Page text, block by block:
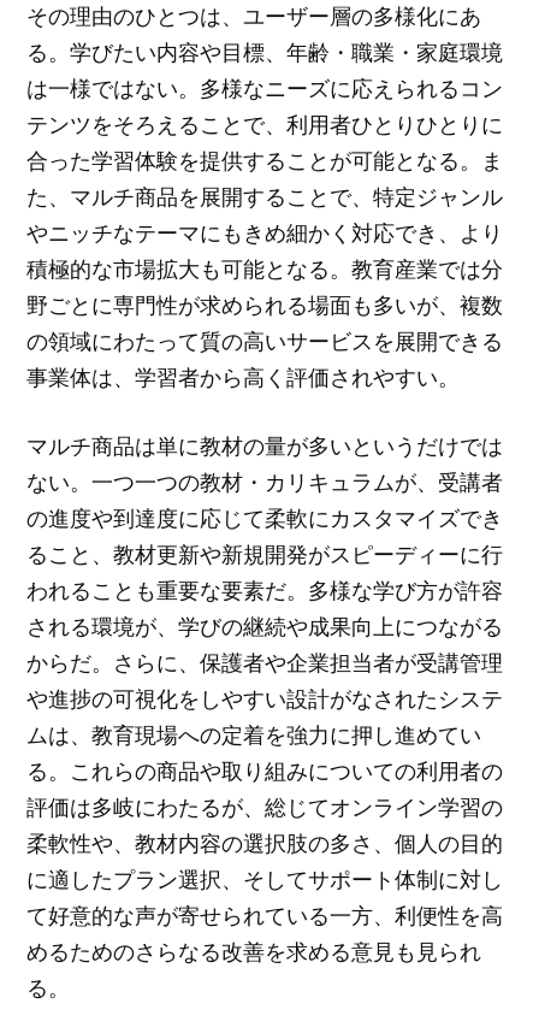
その理由のひとつは、ユーザー層の多様化にあ
る。学びたい内容や目標、年齢・職業・家庭環境
は一様ではない。多様なニーズに応えられるコン
テンツをそろえることで、利用者ひとりひとりに
合った学習体験を提供することが可能となる。ま
た、マルチ商品を展開することで、特定ジャンル
やニッチなテーマにもきめ細かく対応でき、より
積極的な市場拡大も可能となる。教育産業では分
野ごとに専門性が求められる場面も多いが、複数
の領域にわたって質の高いサービスを展開できる
事業体は、学習者から高く評価されやすい。
マルチ商品は単に教材の量が多いというだけでは
ない。一つ一つの教材・カリキュラムが、受講者
の進度や到達度に応じて柔軟にカスタマイズでき
ること、教材更新や新規開発がスピーディーに行
われることも重要な要素だ。多様な学び方が許容
される環境が、学びの継続や成果向上につながる
からだ。さらに、保護者や企業担当者が受講管理
や進捗の可視化をしやすい設計がなされたシステ
ムは、教育現場への定着を強力に押し進めてい
る。これらの商品や取り組みについての利用者の
評価は多岐にわたるが、総じてオンライン学習の
柔軟性や、教材内容の選択肢の多さ、個人の目的
に適したプラン選択、そしてサポート体制に対し
て好意的な声が寄せられている一方、利便性を高
めるためのさらなる改善を求める意見も見られ
る。